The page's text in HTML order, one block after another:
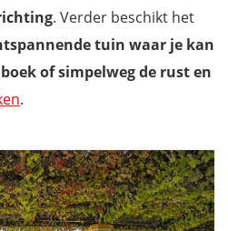
. Verder beschikt het
tuin waar je kan
of simpelweg de rust en
.